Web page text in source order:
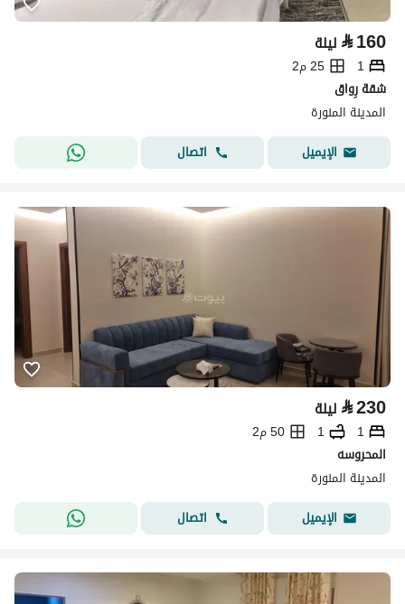
⃁160 ليلة
1
25 م2
شقة رِواق
المدينة المنورة
الإيميل
اتصال
⃁230 ليلة
1
1
50 م2
المحروسه
المدينة المنورة
الإيميل
اتصال